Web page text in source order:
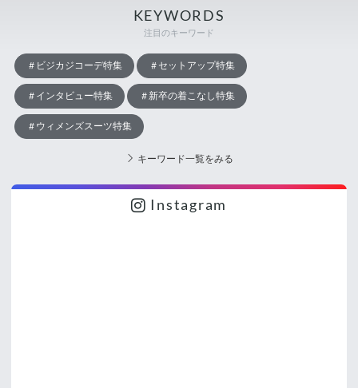
KEYWORDS
注目のキーワード
ビジカジコーデ特集 セットアップ特集
インタビュー特集 新卒の着こなし特集
ウィメンズスーツ特集
キーワード一覧をみる
Instagram